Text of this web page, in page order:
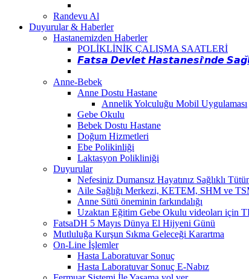
Randevu Al
Duyurular & Haberler
Hastanemizden Haberler
POLİKLİNİK ÇALIŞMA SAATLERİ
𝙁𝙖𝙩𝙨𝙖 𝘿𝙚𝙫𝙡𝙚𝙩 𝙃𝙖𝙨𝙩𝙖𝙣𝙚𝙨𝙞'𝙣𝙙𝙚
Anne-Bebek
Anne Dostu Hastane
Annelik Yolculuğu Mobil Uygulaması
Gebe Okulu
Bebek Dostu Hastane
Doğum Hizmetleri
Ebe Polikinliği
Laktasyon Polikliniği
Duyurular
Nefesiniz Dumansız Hayatınız Sağlıklı
Aile Sağlığı Merkezi, KETEM, SHM ve
Anne Sütü öneminin farkındalığı
Uzaktan Eğitim Gebe Okulu videoları için
FatsaDH 5 Mayıs Dünya El Hijyeni Günü
Mutluluğa Kurşun Sıkma Geleceği Karartma
On-Line İşlemler
Hasta Laboratuvar Sonuç
Hasta Laboratuvar Sonuç E-Nabız